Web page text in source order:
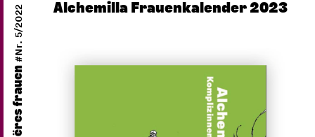
ëres frauen
#Nr. 5/2022 Alchemilla Frauenkalender 2023